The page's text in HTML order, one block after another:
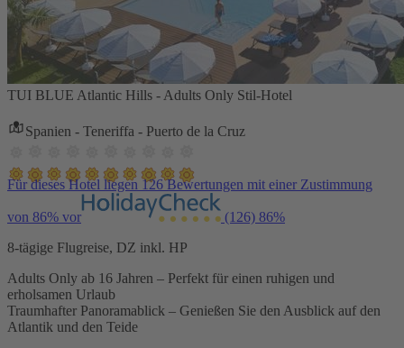
TUI BLUE Atlantic Hills - Adults Only Stil-Hotel
Spanien - Teneriffa - Puerto de la Cruz
Für dieses Hotel liegen 126 Bewertungen mit einer Zustimmung
von 86% vor (126) 86%
8-tägige Flugreise, DZ inkl. HP
Adults Only ab 16 Jahren – Perfekt für einen ruhigen und
erholsamen Urlaub
Traumhafter Panoramablick – Genießen Sie den Ausblick auf den
Atlantik und den Teide